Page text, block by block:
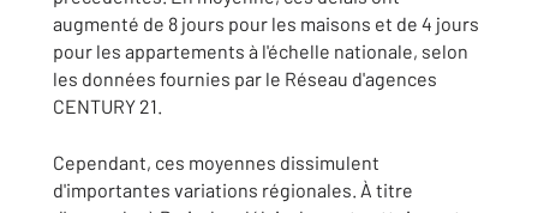
augmenté de 8 jours pour les maisons et de 4 jours
pour les appartements à l'échelle nationale, selon
les données fournies par le Réseau d'agences
CENTURY 21.
Cependant, ces moyennes dissimulent
d'importantes variations régionales. À titre